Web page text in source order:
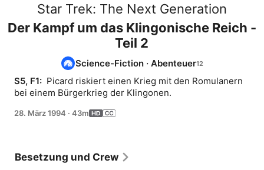
Star Trek: The Next Generation
Der Kampf um das Klingonische Reich -
Teil 2
Science-Fiction · Abenteuer
S5, F1: Picard riskiert einen Krieg mit den Romulanern
bei einem Bürgerkrieg der Klingonen.
28. März 1994 · 43m
Besetzung und Crew